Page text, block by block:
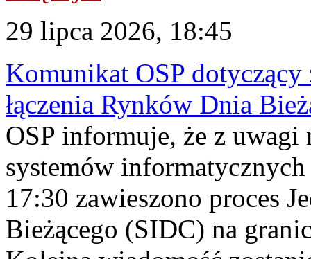
29 lipca 2026, 18:45
Komunikat OSP dotyczący
łączenia Rynków Dnia
OSP informuje, że z uwagi
systemów
17:30 zawieszono proces
Bieżącego (SIDC) na